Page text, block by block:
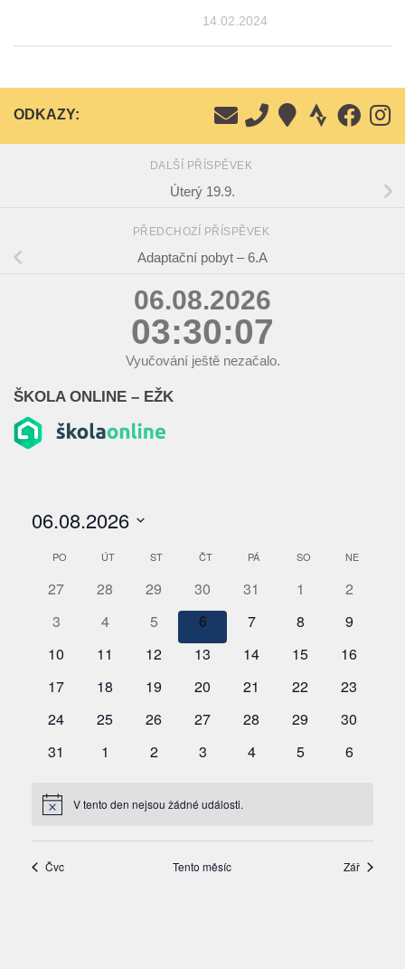
14.02.2024
ODKAZY:
DALŠÍ PŘÍSPĚVEK
Úterý 19.9.
PŘEDCHOZÍ PŘÍSPĚVEK
Adaptační pobyt – 6.A
06.08.2026
03:30:07
Vyučování ještě nezačalo.
ŠKOLA ONLINE – EŽK